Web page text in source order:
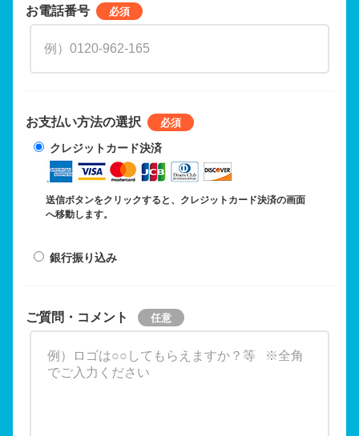
お電話番号
お支払い方法の選択
クレジットカード決済
送信ボタンをクリックすると、クレジットカード決済の画面
へ移動します。
銀行振り込み
ご質問・コメント